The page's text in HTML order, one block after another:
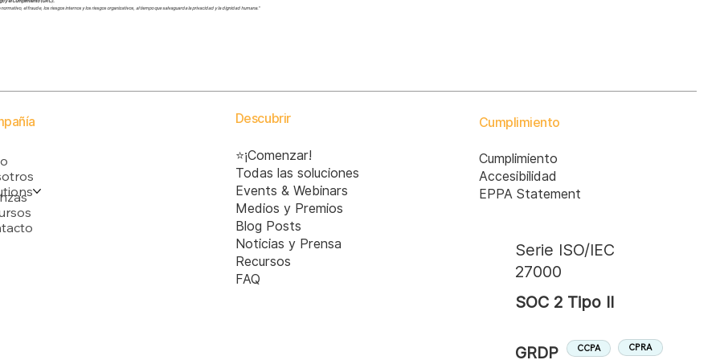
y el Cumplimiento (GRC).
el fraude, los riesgos internos y los riesgos organizativos, al tiempo que salvaguarda la privacidad y la dignidad humana."
Descubrir
⭐¡Comenzar!
Todas las soluciones
Events & Webinars
Medios y Premios
Blog Posts
Noticias y Prensa
Recursos
FAQ
Cumplimiento
Cumplimiento
Accesibilidad
EPPA Statement
Serie ISO/IEC
27000
SOC 2 Tipo II
GRDP CCPA CPRA